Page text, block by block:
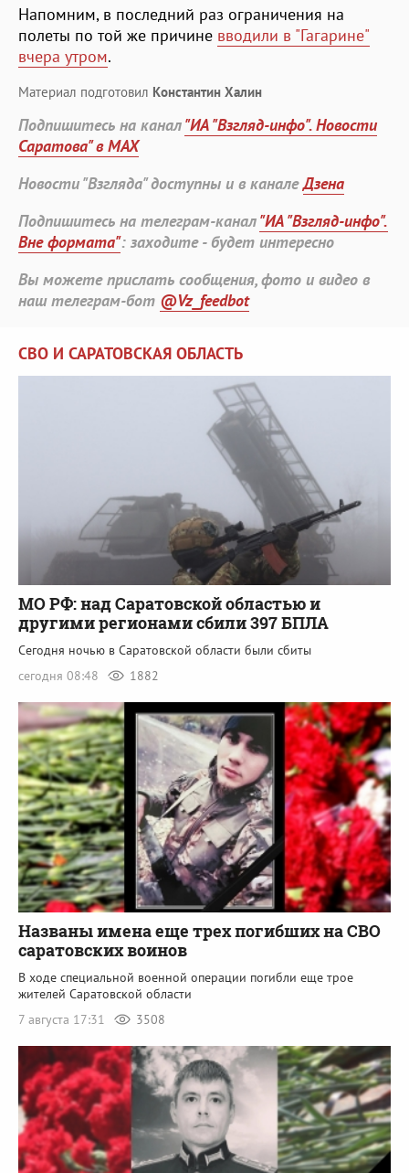
Напомним, в последний раз ограничения на
полеты по той же причине вводили в "Гагарине"
вчера утром.
Материал подготовил Константин Халин
Подпишитесь на канал"ИА "Взгляд-инфо". Новости
Саратова" в MAX
Новости "Взгляда" доступны и в каналеДзена
Подпишитесь на телеграм-канал"ИА "Взгляд-инфо".
Вне формата": заходите - будет интересно
Вы можете прислать сообщения, фото и видео в
наш телеграм-бот @Vz_feedbot
СВО И САРАТОВСКАЯ ОБЛАСТЬ
МО РФ: над Саратовской областью и
другими регионами сбили 397 БПЛА
Сегодня ночью в Саратовской области были сбиты
сегодня 08:48
1882
Названы имена еще трех погибших на СВО
саратовских воинов
В ходе специальной военной операции погибли еще трое
жителей Саратовской области
7 августа 17:31
3508